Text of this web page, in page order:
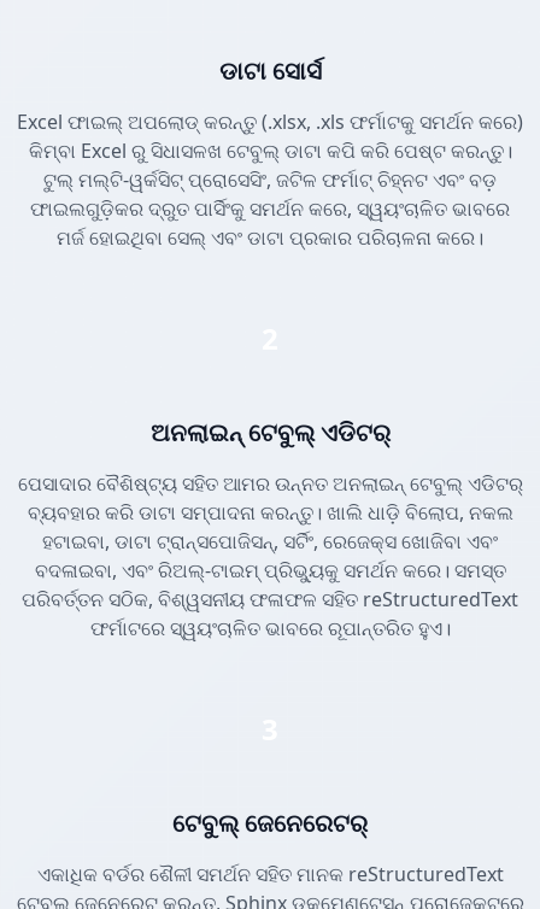
ଡାଟା ସୋର୍ସ
Excel ଫାଇଲ୍ ଅପଲୋଡ୍ କରନ୍ତୁ (.xlsx, .xls ଫର୍ମାଟକୁ ସମର୍ଥନ କରେ)
କିମ୍ବା Excel ରୁ ସିଧାସଳଖ ଟେବୁଲ୍ ଡାଟା କପି କରି ପେଷ୍ଟ କରନ୍ତୁ।
ଟୁଲ୍ ମଲ୍ଟି-ୱର୍କସିଟ୍ ପ୍ରୋସେସିଂ, ଜଟିଳ ଫର୍ମାଟ୍ ଚିହ୍ନଟ ଏବଂ ବଡ଼
ଫାଇଲଗୁଡ଼ିକର ଦ୍ରୁତ ପାର୍ସିଂକୁ ସମର୍ଥନ କରେ, ସ୍ୱୟଂଚାଳିତ ଭାବରେ
ମର୍ଜ ହୋଇଥିବା ସେଲ୍ ଏବଂ ଡାଟା ପ୍ରକାର ପରିଚାଳନା କରେ।
ଅନଲାଇନ୍ ଟେବୁଲ୍ ଏଡିଟର୍
ପେସାଦାର ବୈଶିଷ୍ଟ୍ୟ ସହିତ ଆମର ଉନ୍ନତ ଅନଲାଇନ୍ ଟେବୁଲ୍ ଏଡିଟର୍
ବ୍ୟବହାର କରି ଡାଟା ସମ୍ପାଦନା କରନ୍ତୁ। ଖାଲି ଧାଡ଼ି ବିଲୋପ, ନକଲ
ହଟାଇବା, ଡାଟା ଟ୍ରାନ୍ସପୋଜିସନ୍, ସର୍ଟିଂ, ରେଜେକ୍ସ ଖୋଜିବା ଏବଂ
ବଦଳାଇବା, ଏବଂ ରିଅଲ୍-ଟାଇମ୍ ପ୍ରିଭ୍ୟୁକୁ ସମର୍ଥନ କରେ। ସମସ୍ତ
ପରିବର୍ତ୍ତନ ସଠିକ, ବିଶ୍ୱସନୀୟ ଫଳାଫଳ ସହିତ reStructuredText
ଫର୍ମାଟରେ ସ୍ୱୟଂଚାଳିତ ଭାବରେ ରୂପାନ୍ତରିତ ହୁଏ।
ଟେବୁଲ୍ ଜେନେରେଟର୍
ଏକାଧିକ ବର୍ଡର ଶୈଳୀ ସମର୍ଥନ ସହିତ ମାନକ reStructuredText
ଟେବୁଲ୍ ଜେନେରେଟ୍ କରନ୍ତୁ, Sphinx ଡକୁମେଣ୍ଟେସନ୍ ପ୍ରୋଜେକ୍ଟରେ